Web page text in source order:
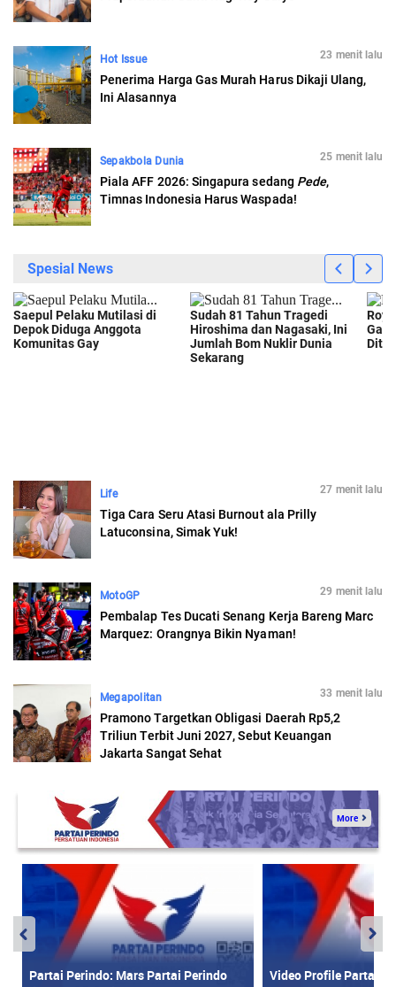
Hot Issue 23 menit lalu
Penerima Harga Gas Murah Harus Dikaji Ulang,
Ini Alasannya
Sepakbola Dunia 25 menit lalu
Piala AFF 2026: Singapura sedang Pede,
Timnas Indonesia Harus Waspada!
Life 27 menit lalu
Tiga Cara Seru Atasi Burnout ala Prilly
Latuconsina, Simak Yuk!
MotoGP 29 menit lalu
Pembalap Tes Ducati Senang Kerja Bareng Marc
Marquez: Orangnya Bikin Nyaman!
Megapolitan 33 menit lalu
Pramono Targetkan Obligasi Daerah Rp5,2
Triliun Terbit Juni 2027, Sebut Keuangan
Jakarta Sangat Sehat